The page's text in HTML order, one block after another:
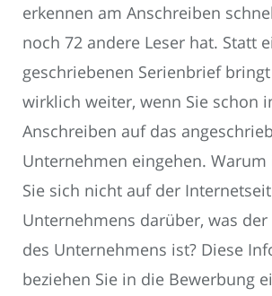
erkennen am Anschreiben
noch 72 andere Leser hat. Statt
geschriebenen Serienbrief bringt
wirklich weiter, wenn Sie schon
Anschreiben auf das
Unternehmen eingehen.
Sie sich nicht auf der
Unternehmens darüber, was der
des Unternehmens ist? Diese
beziehen Sie in die Bewerbung